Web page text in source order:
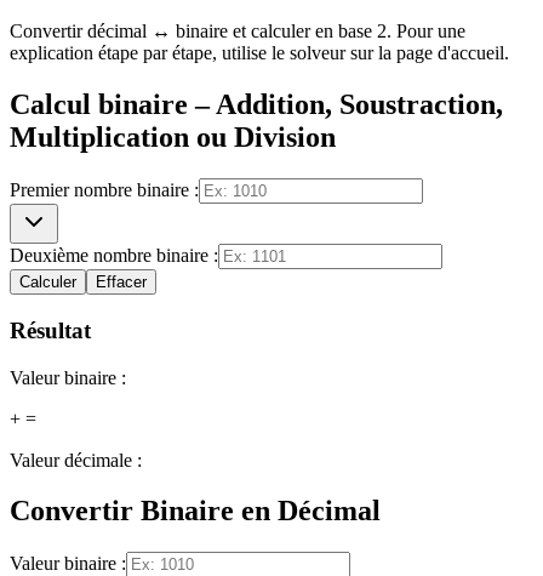
Convertir décimal ↔ binaire et calculer en base 2. Pour une
explication étape par étape, utilise le solveur sur la page d'accueil.
Calcul binaire – Addition, Soustraction,
Multiplication ou Division
Premier nombre binaire :
Deuxième nombre binaire :
Calculer Effacer
Résultat
Valeur binaire :
+ =
Valeur décimale :
Convertir Binaire en Décimal
Valeur binaire :